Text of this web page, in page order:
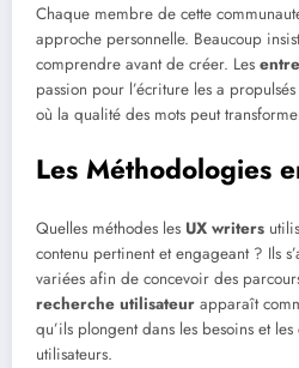
Chaque membre de cette
approche personnelle. Beaucoup
comprendre avant de créer. Les
passion pour l’écriture les a
où la qualité des mots peut
Les Méthodologies
Quelles méthodes les UX writers
contenu pertinent et engageant ? Ils
variées afin de concevoir des
recherche utilisateur apparaît
qu’ils plongent dans les besoins et
utilisateurs.